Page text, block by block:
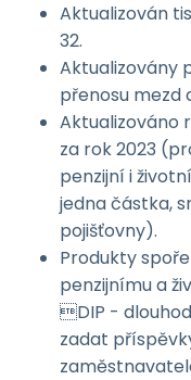
Aktualizován
32.
Aktualizovány
přenosu mezd
Aktualizováno
za rok 2023
penzijní i
jedna částka,
pojišťovny).
Produkty
penzijnímu a
DIP -
zadat